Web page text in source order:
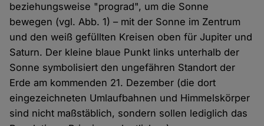
beziehungsweise "prograd", um die Sonne
bewegen (vgl. Abb. 1) – mit der Sonne im Zentrum
und den weiß gefüllten Kreisen oben für Jupiter und
Saturn. Der kleine blaue Punkt links unterhalb der
Sonne symbolisiert den ungefähren Standort der
Erde am kommenden 21. Dezember (die dort
eingezeichneten Umlaufbahnen und Himmelskörper
sind nicht maßstäblich, sondern sollen lediglich das